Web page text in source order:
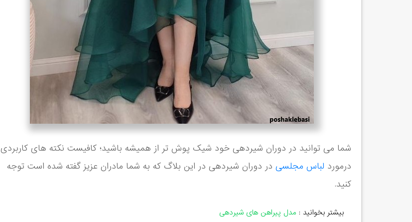
شما مى توانيد در دوران شیردهی خود شیک پوش تر از همیشه باشید؛ کافیست نکته های کاربردی
درمورد لباس مجلسی در دوران شیردهی در این بلاگ که به شما مادران عزیز گفته شده است توجه
کنید.
بیشتر بخوانید : مدل پیراهن های شیردهی